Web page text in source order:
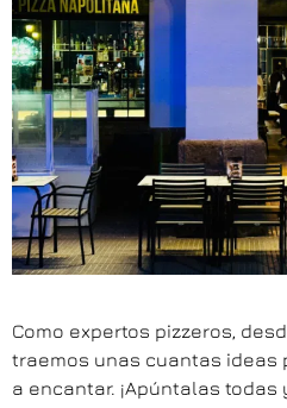
Como expertos pizzeros,
traemos unas cuantas ideas
a encantar. ¡Apúntalas